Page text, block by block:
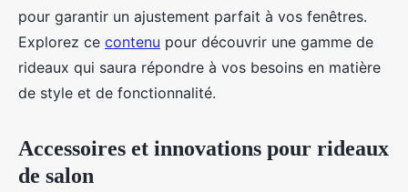
pour garantir un ajustement parfait à vos fenêtres.
Explorez ce contenu pour découvrir une gamme de
rideaux qui saura répondre à vos besoins en matière
de style et de fonctionnalité.
Accessoires et innovations pour rideaux
de salon